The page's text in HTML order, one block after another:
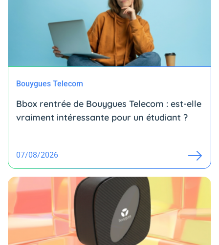
Bouygues Telecom
Bbox rentrée de Bouygues Telecom : est-elle
vraiment intéressante pour un étudiant ?
07/08/2026